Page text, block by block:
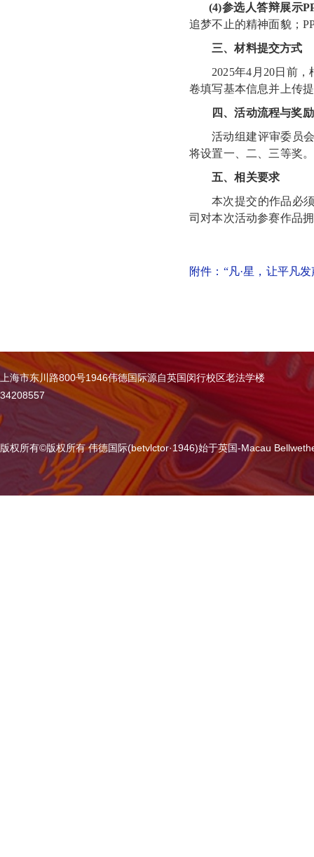
(4)参选人答辩展示P
追梦不止的精神面貌；P
三、材料提交方式
2025年4 月 20日 前，
卷填写基本信息并上传
四、活动流程与奖励
活动组建评审委员
将设置一、二、三等奖。
五、相关要求
本次提交的作品必
司对本次活动参赛作品
附件：“凡·星，让平凡
上海市东川路800号1946伟德国际源自英国闵行校区老法学楼
34208557
版权所有©版权所有 伟德国际(betvlctor·1946)始于英国-Macau